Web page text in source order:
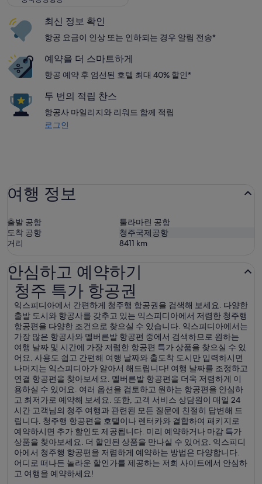
최신 정보 확인
항공 요금이 인상 또는 인하되는 경우 알림 전송*
예약을 더 스마트하게
항공 예약 후 엄선된 호텔 최대 40% 할인*
두 번의 적립 찬스
항공사 마일리지와 리워드 함께 적립
로그인
여행 정보
출발 공항
툴라마린 공항
도착 공항
청주국제공항
거리
8411 km
안심하고 예약하기
청주 특가 항공권
익스피디아에서 간편하게 청주행 항공권을 검색해 보세요. 다양한
출발 도시와 항공사를 갖추고 있는 익스피디아에서 저렴한 청주행
항공편을 다양한 조건으로 찾으실 수 있습니다. 익스피디아에서는
가장 많은 항공사와 멜버른발 항공편 중에서 검색하므로 원하는
여행 날짜 및 시간에 가장 저렴한 항공편 특가 상품을 찾으실 수 있
어요. 사용도 쉽고 간편해 여행 날짜와 출도착 도시만 입력하시면
나머지는 익스피디아가 알아서 해드립니다! 여행 날짜를 조정하고
연결 항공편을 찾아보세요. 멜버른발 항공편을 더욱 저렴하게 이
용하실 수 있어요. 여러 옵션을 검토하고 원하는 항공편을 안심하
고 최저가로 예약해 보세요. 또한, 고객 서비스 상담원이 매일 24
시간 고객님의 청주 여행과 관련된 모든 질문에 친절히 답변해 드
립니다. 청주행 항공편을 호텔이나 렌터카와 결합하여 패키지로
예약하시면 추가 할인도 제공됩니다. 미리 예약하거나 마감 특가
상품을 찾아보세요. 더 할인된 상품을 만나실 수 있어요. 익스피디
아에서 청주행 항공편을 저렴하게 예약하는 방법은 다양합니다.
어디로 떠나든 놀라운 할인가를 제공하는 저희 사이트에서 안심하
고 여행을 예약하세요!
청주 특가 항공권